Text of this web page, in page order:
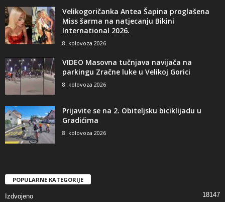
Velikogoričanka Antea Šapina proglašena
Miss šarma na natjecanju Bikini
International 2026.
8. kolovoza 2026
VIDEO Masovna tučnjava navijača na
parkingu Zračne luke u Velikoj Gorici
8. kolovoza 2026
Prijavite se na 2. Obiteljsku biciklijadu u
Gradićima
8. kolovoza 2026
POPULARNE KATEGORIJE
Izdvojeno 18147